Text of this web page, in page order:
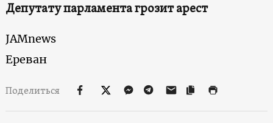
Депутату парламента грозит арест
JAMnews
Ереван
Поделиться